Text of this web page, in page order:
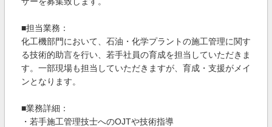
■担当業務：
化工機部門において、石油・化学プラントの施工管理に関す
る技術的助言を行い、若手社員の育成を担当していただきま
す。一部現場も担当していただきますが、育成・支援がメイ
ンとなります。
■業務詳細：
・若手施工管理技士へのOJTや技術指導